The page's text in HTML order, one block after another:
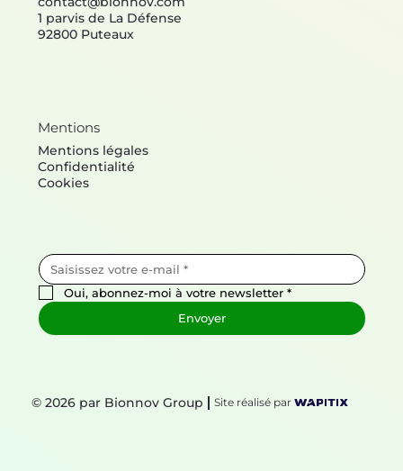
© 2026 par Bionnov Group Site réalisé par
Oui, abonnez-moi à votre newsletter *
Envoyer
contact@bionnov.com
1 parvis de La Défense
92800 Puteaux
Mentions
Mentions légales
Confidentialité
Cookies